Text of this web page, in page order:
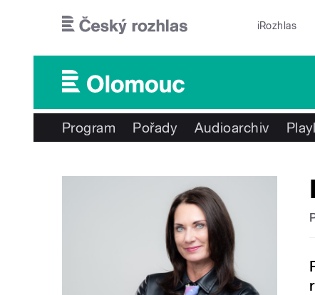
iRozhlas
Program Pořady Audioarchiv